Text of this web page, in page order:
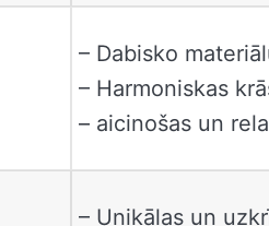
– Dabisko
– Harmoniskas
– aicinošas un
– Unikālas un